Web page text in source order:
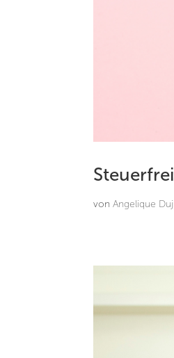
vonAngelique